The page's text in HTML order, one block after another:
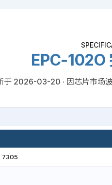
EPC-102O
于 2026-03-20 · 因芯片市场
7305